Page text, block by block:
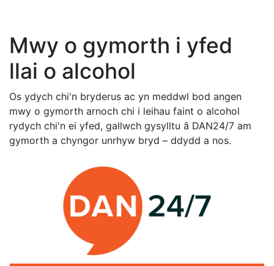
Mwy o gymorth i yfed
llai o alcohol
Os ydych chi'n bryderus ac yn meddwl bod angen
mwy o gymorth arnoch chi i leihau faint o alcohol
rydych chi'n ei yfed, gallwch gysylltu â DAN24/7 am
gymorth a chyngor unrhyw bryd – ddydd a nos.